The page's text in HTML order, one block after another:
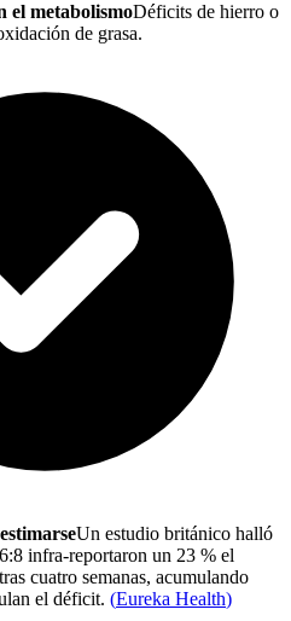
el metabolismoDéficits de hierro o
de grasa.
Un estudio británico halló
infra-reportaron un 23 % el
cuatro semanas, acumulando
el déficit. (Eureka Health)